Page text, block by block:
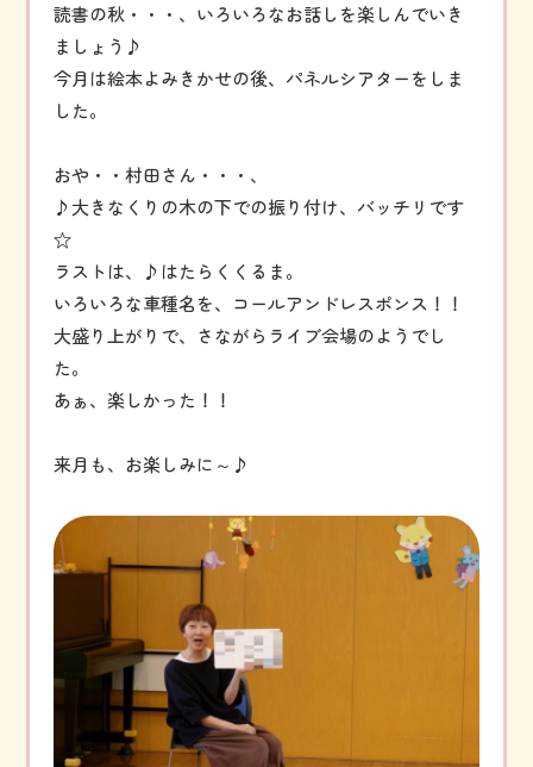
読書の秋・・・、いろいろなお話しを楽しんでいき
ましょう♪
今月は絵本よみきかせの後、パネルシアターをしま
した。
おや・・村田さん・・・、
♪大きなくりの木の下での振り付け、バッチリです
☆
ラストは、♪はたらくくるま。
いろいろな車種名を、コールアンドレスポンス！！
大盛り上がりで、さながらライブ会場のようでし
た。
あぁ、楽しかった！！
来月も、お楽しみに～♪